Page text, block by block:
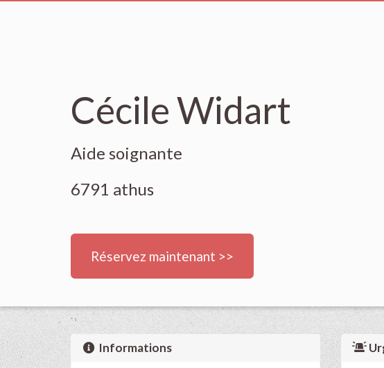
Cécile Widart
Aide soignante
6791 athus
Réservez maintenant >>
Informations